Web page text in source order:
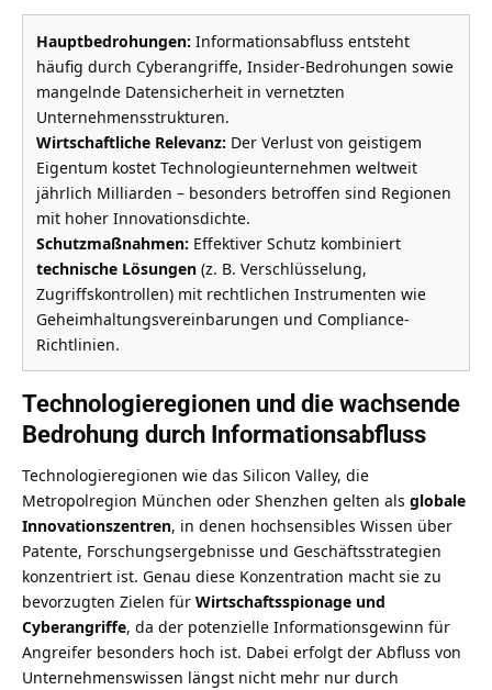
Hauptbedrohungen: Informationsabfluss entsteht
häufig durch Cyberangriffe, Insider-Bedrohungen sowie
mangelnde Datensicherheit in vernetzten
Unternehmensstrukturen.
Wirtschaftliche Relevanz: Der Verlust von geistigem
Eigentum kostet Technologieunternehmen weltweit
jährlich Milliarden – besonders betroffen sind Regionen
mit hoher Innovationsdichte.
Schutzmaßnahmen: Effektiver Schutz kombiniert
technische Lösungen (z. B. Verschlüsselung,
Zugriffskontrollen) mit rechtlichen Instrumenten wie
Geheimhaltungsvereinbarungen und Compliance-
Richtlinien.
Technologieregionen und die wachsende
Bedrohung durch Informationsabfluss
Technologieregionen wie das Silicon Valley, die
Metropolregion München oder Shenzhen gelten als globale
Innovationszentren, in denen hochsensibles Wissen über
Patente, Forschungsergebnisse und Geschäftsstrategien
konzentriert ist. Genau diese Konzentration macht sie zu
bevorzugten Zielen für Wirtschaftsspionage und
Cyberangriffe, da der potenzielle Informationsgewinn für
Angreifer besonders hoch ist. Dabei erfolgt der Abfluss von
Unternehmenswissen längst nicht mehr nur durch